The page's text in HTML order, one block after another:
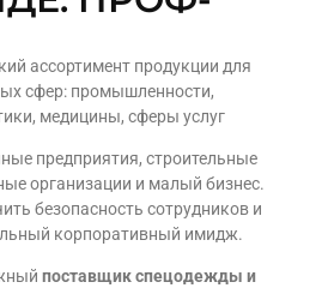
ассортимент продукции для
сфер: промышленности,
медицины, сферы услуг
предприятия, строительные
организации и малый бизнес.
безопасность сотрудников и
корпоративный имидж.
поставщик спецодежды и